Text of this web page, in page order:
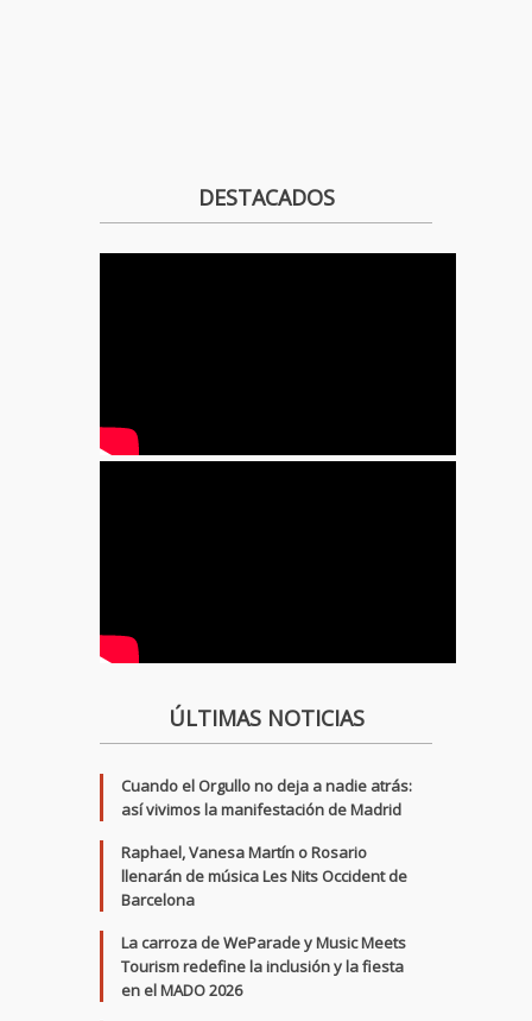
DESTACADOS
ÚLTIMAS NOTICIAS
Cuando el Orgullo no deja a nadie atrás:
así vivimos la manifestación de Madrid
Raphael, Vanesa Martín o Rosario
llenarán de música Les Nits Occident de
Barcelona
La carroza de WeParade y Music Meets
Tourism redefine la inclusión y la fiesta
en el MADO 2026